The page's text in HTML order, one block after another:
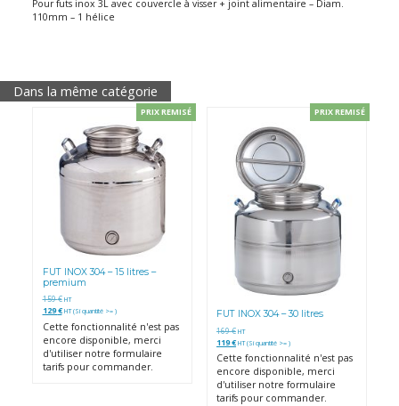
Pour futs inox 3L avec couvercle à visser + joint alimentaire – Diam.
110mm – 1 hélice
Dans la même catégorie
PRIX REMISÉ
FUT INOX 304 – 15 litres –
premium
159€ HT
129€ HT (Si quantité >= )
Cette fonctionnalité n'est pas
encore disponible, merci
d'utiliser notre formulaire
tarifs pour commander.
PRIX REMISÉ
FUT INOX 304 – 30 litres
169€ HT
119€ HT (Si quantité >= )
Cette fonctionnalité n'est pas
encore disponible, merci
d'utiliser notre formulaire
tarifs pour commander.